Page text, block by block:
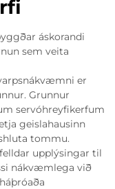
áskorandi
sem veita
er
Grunnur
servóhreyfikerfum
geislahausinn
tommu.
upplýsingar til
nákvæmlega við